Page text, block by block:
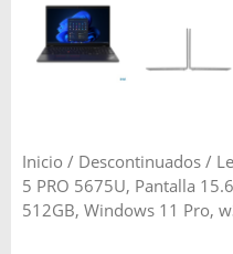
Inicio / Descontinuados /
5 PRO 5675U, Pantalla
512GB, Windows 11 Pro,